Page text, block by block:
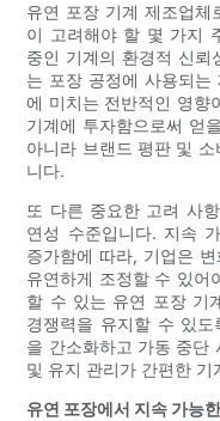
유연 포장 기계 제조업체
이 고려해야 할 몇 가지
중인 기계의 환경적 신뢰
는 포장 공정에 사용되
에 미치는 전반적인 영향
기계에 투자함으로써 얻
아니라 브랜드 평판 및
니다.
또 다른 중요한 고려 사
연성 수준입니다. 지속
증가함에 따라, 기업은
유연하게 조정할 수 있어
할 수 있는 유연 포장 기
경쟁력을 유지할 수 있
을 간소화하고 가동 중단
및 유지 관리가 간편한 기
유연 포장에서 지속 가능